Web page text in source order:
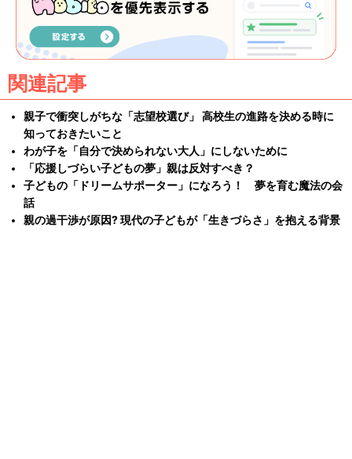
関連記事
親子で衝突しがちな「志望校選び」 高校生の進路を決める時に
知っておきたいこと
わが子を「自分で決められない大人」にしないために
「応援しづらい子どもの夢」親は反対すべき？
子どもの「ドリームサポーター」になろう！ 夢を育む魔法の会
話
親の過干渉が原因? 現代の子どもが「生きづらさ」を抱える背景